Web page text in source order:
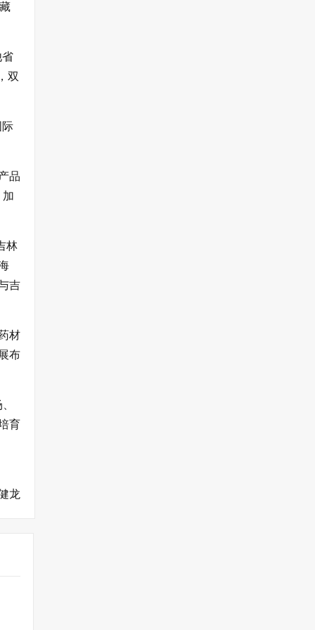
省
双
际
品
加
林
吉
材
布
育
龙